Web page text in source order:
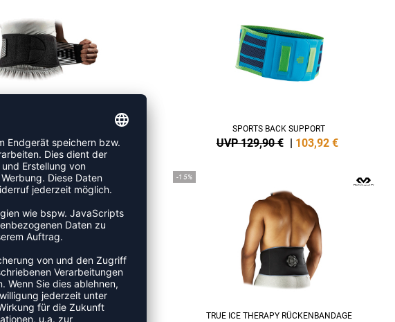
79,95 € |67,96 €
SPORTS BACK SUPPORT
UVP 129,90 € | 103,92 €
UNIVERSAL
-15%
TRUE ICE THERAPY RÜCKENBANDAGE